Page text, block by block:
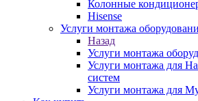
Колонные
Hisense
Услуги монтажа
Назад
Услуги монтажа
Услуги монтажа для
систем
Услуги монтажа для